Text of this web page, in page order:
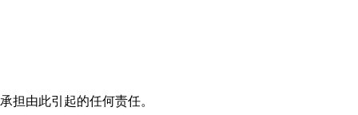
担由此引起的任何责任。